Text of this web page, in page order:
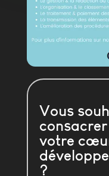
Vous
votre
?